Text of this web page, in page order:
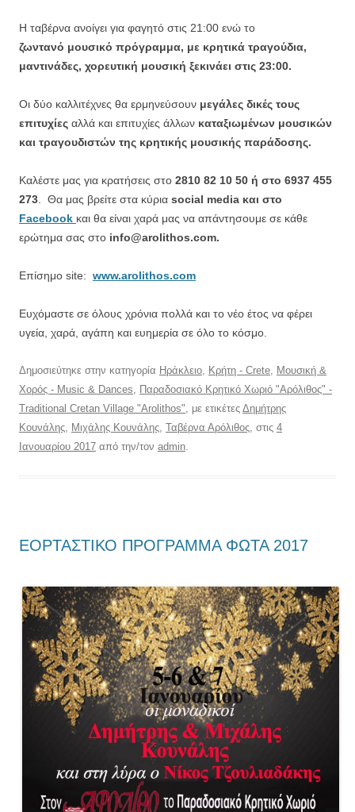
Η ταβέρνα ανοίγει για φαγητό στις 21:00 ενώ το
ζωντανό μουσικό πρόγραμμα, με κρητικά τραγούδια,
μαντινάδες, χορευτική μουσική ξεκινάει στις 23:00.
Οι δύο καλλιτέχνες θα ερμηνεύσουν μεγάλες δικές τους
επιτυχίες αλλά και επιτυχίες άλλων καταξιωμένων μουσικών
και τραγουδιστών της κρητικής μουσικής παράδοσης.
Καλέστε μας για κρατήσεις στο 2810 82 10 50 ή στο 6937 455
273. Θα μας βρείτε στα κύρια social media και στο
Facebook και θα είναι χαρά μας να απάντησουμε σε κάθε
ερώτημα σας στο info@arolithos.com.
Επίσημο site: www.arolithos.com
Ευχόμαστε σε όλους χρόνια πολλά και το νέο έτος να φέρει
υγεία, χαρά, αγάπη και ευημερία σε όλο το κόσμο.
Δημοσιεύτηκε στην κατηγορία Ηράκλειο, Κρήτη - Crete, Μουσική &
Χορός - Music & Dances, Παραδοσιακό Κρητικό Χωριό "Αρόλιθος" -
Traditional Cretan Village "Arolithos", με ετικέτες Δημήτρης
Κουνάλης, Μιχάλης Κουνάλης, Ταβέρνα Αρόλιθος, στις 4
Ιανουαρίου 2017 από την/τον admin.
ΕΟΡΤΑΣΤΙΚΟ ΠΡΟΓΡΑΜΜΑ ΦΩΤΑ 2017